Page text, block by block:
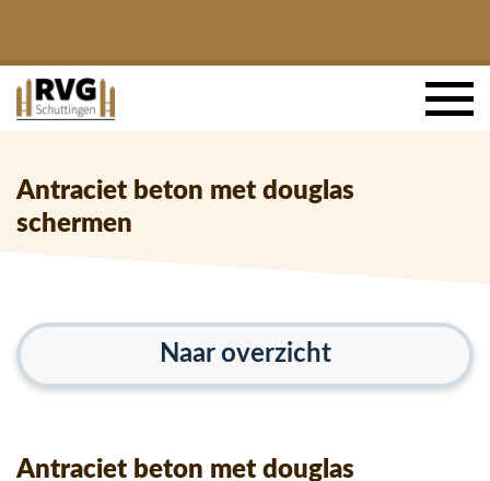
Antraciet beton met douglas
schermen
Naar overzicht
Antraciet beton met douglas